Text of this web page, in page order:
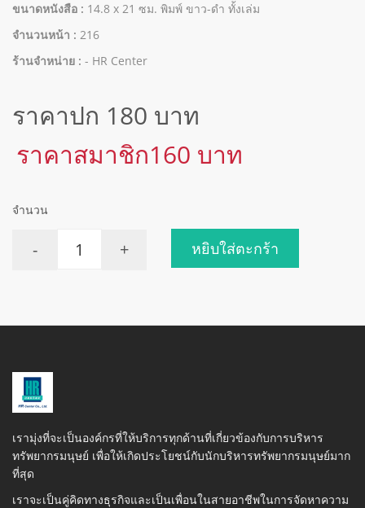
ขนาดหนังสือ : 14.8 x 21 ซม. พิมพ์ ขาว-ดำ ทั้งเล่ม
จำนวนหน้า : 216
ร้านจำหน่าย : - HR Center
ราคาปก 180 บาท
ราคาสมาชิก160 บาท
จำนวน
- + หยิบใส่ตะกร้า
เรามุ่งที่จะเป็นองค์กรที่ให้บริการทุกด้านที่เกี่ยวข้องกับการบริหาร
ทรัพยากรมนุษย์ เพื่อให้เกิดประโยชน์กับนักบริหารทรัพยากรมนุษย์มาก
ที่สุด
เราจะเป็นคู่คิดทางธุรกิจและเป็นเพื่อนในสายอาชีพในการจัดหาความ